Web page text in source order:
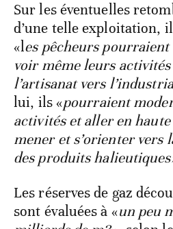
Sur les éventuelles
d’une telle exploitation,
«les pêcheurs
voir même leurs
l’artisanat vers
lui, ils «pourraient
activités et aller en
mener et s’orienter vers
des produits
Les réserves de gaz
sont évaluées à «un peu